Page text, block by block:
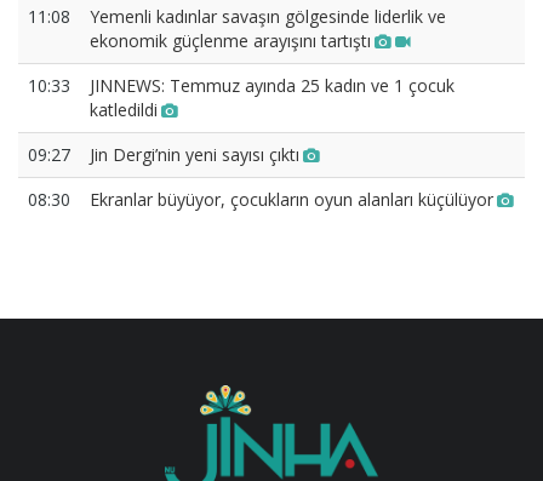
11:08
Yemenli kadınlar savaşın gölgesinde liderlik ve
ekonomik güçlenme arayışını tartıştı
10:33
JINNEWS: Temmuz ayında 25 kadın ve 1 çocuk
katledildi
09:27
Jin Dergi’nin yeni sayısı çıktı
08:30
Ekranlar büyüyor, çocukların oyun alanları küçülüyor